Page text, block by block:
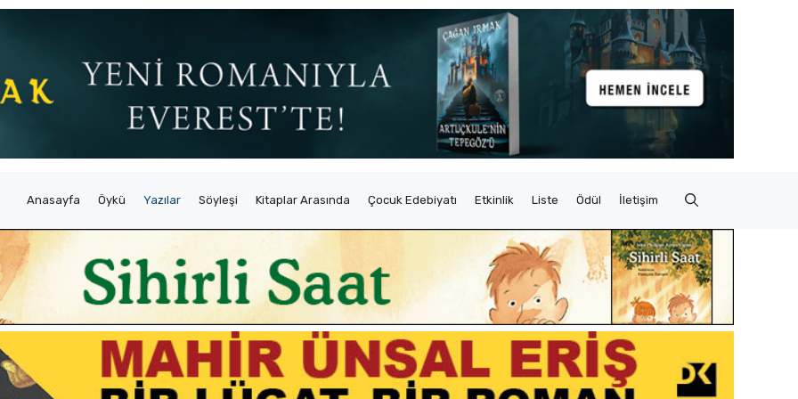
Anasayfa Öykü Yazılar Söyleşi Kitaplar Arasında Çocuk Edebiyatı Etkinlik Liste Ödül İletişim